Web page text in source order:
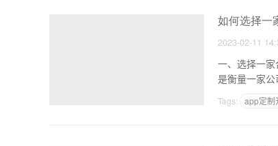
如何选择一
2023-02-11
一、选择一家合适的
是衡量一家
Tags: app定制